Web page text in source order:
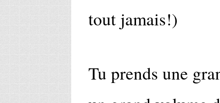
tout jamais!)
Tu prends une